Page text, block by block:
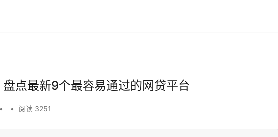
点最新9个最容易通过的网贷平台
• • 阅读 3251